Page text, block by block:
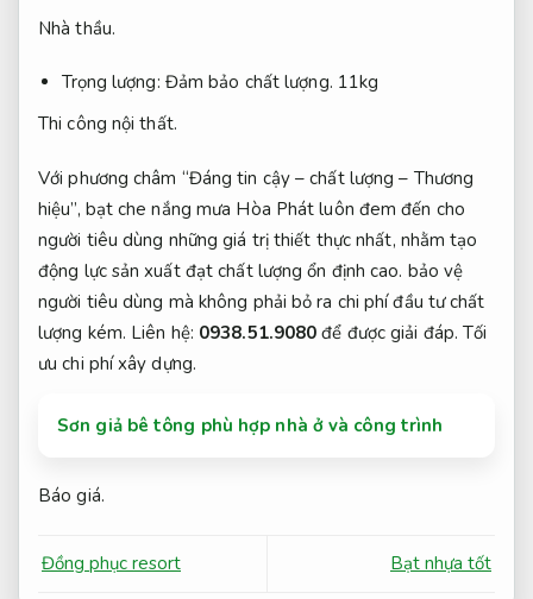
Nhà thầu.
Trọng lượng: Đảm bảo chất lượng. 11kg
Thi công nội thất.
Với phương châm “Đáng tin cậy – chất lượng – Thương
hiệu”, bạt che nắng mưa Hòa Phát luôn đem đến cho
người tiêu dùng những giá trị thiết thực nhất, nhằm tạo
động lực sản xuất đạt chất lượng ổn định cao. bảo vệ
người tiêu dùng mà không phải bỏ ra chi phí đầu tư chất
lượng kém. Liên hệ: 0938.51.9080để được giải đáp.Tối
ưu chi phí xây dựng.
Sơn giả bê tông phù hợp nhà ở và công trình
Báo giá.
Đồng phục resort Bạt nhựa tốt